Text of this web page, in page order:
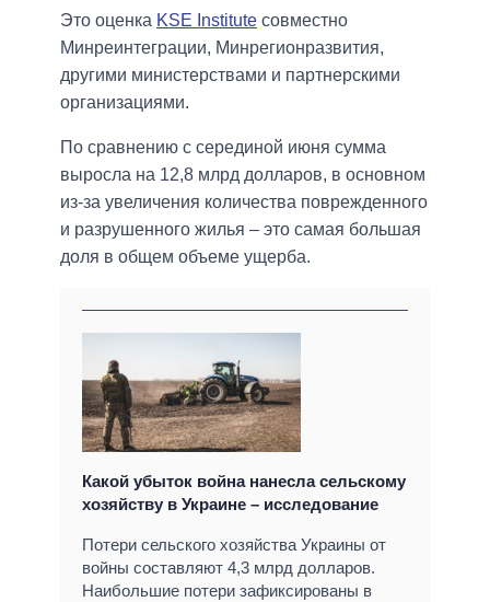
Это оценка KSE Institute совместно
Минреинтеграции, Минрегионразвития,
другими министерствами и партнерскими
организациями.
По сравнению с серединой июня сумма
выросла на 12,8 млрд долларов, в основном
из-за увеличения количества поврежденного
и разрушенного жилья – это самая большая
доля в общем объеме ущерба.
Какой убыток война нанесла сельскому
хозяйству в Украине – исследование
Потери сельского хозяйства Украины от
войны составляют 4,3 млрд долларов.
Наибольшие потери зафиксированы в